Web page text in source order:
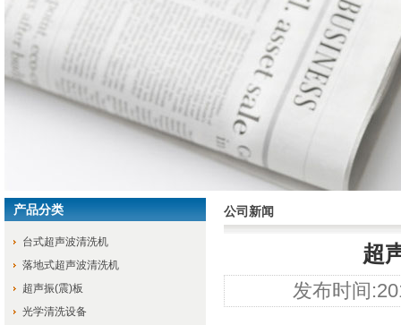
产品分类
台式超声波清洗机
落地式超声波清洗机
超声振(震)板
光学清洗设备
公司新闻
超
发布时间